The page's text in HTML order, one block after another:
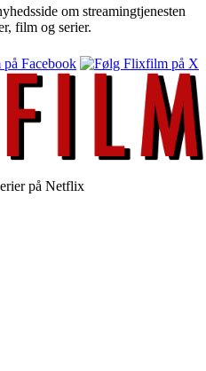
om streamingtjenesten
film og serier.
på Netflix